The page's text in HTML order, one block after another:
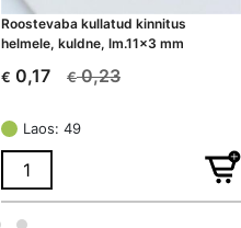
Roostevaba kullatud kinnitus
helmele, kuldne, lm.11×3 mm
€0,23
Algne
oli:
€ 0,23.
€ 0,17
Current
is:
€ 0,17.
Laos: 49